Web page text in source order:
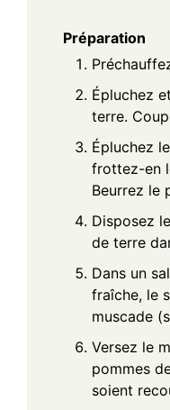
Préparation
Épluchez
terre.
Épluchez
frottez-en
Beurrez le
Disposez
de terre
Dans un
fraîche, le
muscade
Versez le
pommes
soient